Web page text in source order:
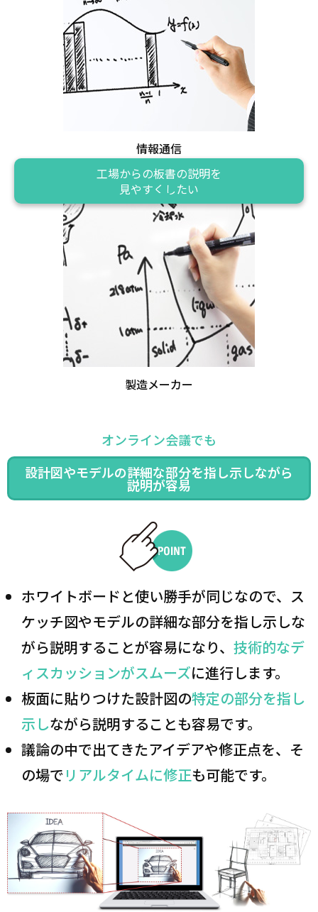
情報通信
工場からの板書の説明を
見やすくしたい
製造メーカー
オンライン会議でも
設計図やモデルの詳細な部分を指し示しながら
説明が容易
ホワイトボードと使い勝手が同じなので、ス
ケッチ図やモデルの詳細な部分を指し示しな
がら説明することが容易になり、 技術的なデ
ィスカッションがスムーズに進行します。
板面に貼りつけた設計図の特定の部分を指し
示しながら説明することも容易です。
議論の中で出てきたアイデアや修正点を、そ
の場でリアルタイムに修正も可能です。